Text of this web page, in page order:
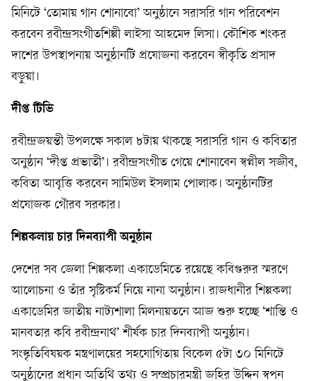
মিনিটে ‘তোমায় গান শোনাবো’ অনুষ্ঠানে সরাসরি গান পরিবেশন
করবেন রবীন্দ্রসংগীতশিল্পী লাইসা আহমেদ লিসা। কৌশিক শংকর
দাশের উপস্থাপনায় অনুষ্ঠানটি প্রযোজনা করবেন স্বীকৃতি প্রসাদ
বড়ুয়া।
দীপ্ত টিভি
রবীন্দ্রজয়ন্তী উপলক্ষে সকাল ৮টায় থাকছে সরাসরি গান ও কবিতার
অনুষ্ঠান ‘দীপ্ত প্রভাতী’। রবীন্দ্রসংগীত গেয়ে শোনাবেন স্বপ্নীল সজীব,
কবিতা আবৃত্তি করবেন সামিউল ইসলাম পোলাক। অনুষ্ঠানটির
প্রযোজক গৌরব সরকার।
শিল্পকলায় চার দিনব্যাপী অনুষ্ঠান
দেশের সব জেলা শিল্পকলা একাডেমিতে রয়েছে কবিগুরুর স্মরণে
আলোচনা ও তাঁর সৃষ্টিকর্ম নিয়ে নানা অনুষ্ঠান। রাজধানীর শিল্পকলা
একাডেমির জাতীয় নাট্যশালা মিলনায়তনে আজ শুরু হচ্ছে ‘শান্তি ও
মানবতার কবি রবীন্দ্রনাথ’ শীর্ষক চার দিনব্যাপী অনুষ্ঠান।
সংস্কৃতিবিষয়ক মন্ত্রণালয়ের সহযোগিতায় বিকেল ৫টা ৩০ মিনিটে
অনুষ্ঠানের প্রধান অতিথি তথ্য ও সম্প্রচারমন্ত্রী জহির উদ্দিন স্বপন